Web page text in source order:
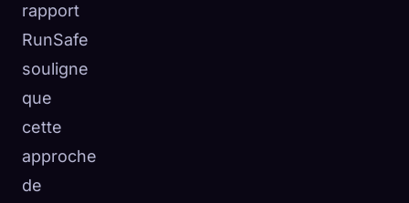
rapport
RunSafe
souligne
que
cette
approche
de